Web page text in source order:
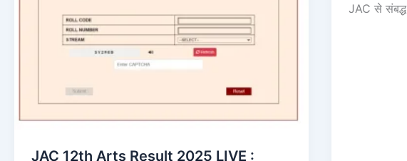
JAC 12th Arts Result 2025 LIVE :
JAC से